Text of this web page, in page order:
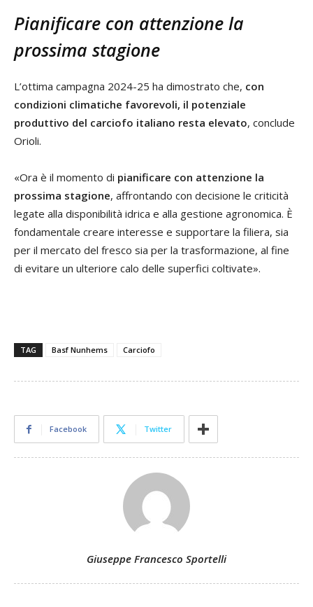
Pianificare con attenzione la
prossima stagione
L’ottima campagna 2024-25 ha dimostrato che, con
condizioni climatiche favorevoli, il potenziale
produttivo del carciofo italiano resta elevato, conclude
Orioli.
«Ora è il momento di pianificare con attenzione la
prossima stagione, affrontando con decisione le criticità
legate alla disponibilità idrica e alla gestione agronomica. È
fondamentale creare interesse e supportare la filiera, sia
per il mercato del fresco sia per la trasformazione, al fine
di evitare un ulteriore calo delle superfici coltivate».
TAG Basf Nunhems Carciofo
Facebook Twitter
Giuseppe Francesco Sportelli